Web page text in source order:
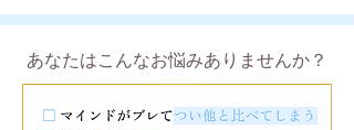
あなたはこんなお悩みありませんか？